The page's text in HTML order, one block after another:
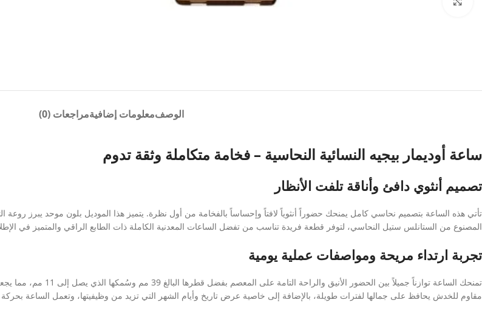
الوصفمعلومات إضافيةمراجعات (0)
ساعة أوديمار بيجيه النسائية النحاسية – فخامة متكاملة وثقة تدوم
تصميم أنثوي دافئ وأناقة تلفت الأنظار
تأتي هذه الساعة بتصميم نحاسي كامل يمنحك حضوراً أنثوياً لافتاً وإحساساً بالفخامة من أول نظرة. يتميز هذا الموديل بلون موحد يبرز روعة
المصنوع من الستانلس ستيل النحاسي، لتوفر قطعة فريدة تناسب من تفضل الساعات المعدنية الكاملة ذات الطابع الراقي والمتميز في
تجربة ارتداء مريحة ومواصفات عملية يومية
تمنحك الساعة توازناً جميلاً
مقاوم للخدش يحافظ على جمالها لفترات طويلة، بالإضافة إلى خاصية عرض تاريخ وأيام الشهر التي تزيد من وظيفيتها، وتعمل الساعة